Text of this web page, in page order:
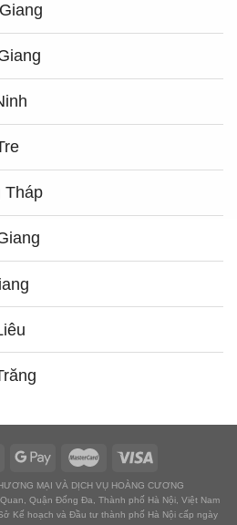
Tháp
MẠI VÀ DỊCH VỤ HOÀNG CƯƠNG
Quận Đống Đa, Thành phố Hà Nội, Việt Nam
Kế hoạch và Đầu tư thành phố Hà Nội cấp ngày